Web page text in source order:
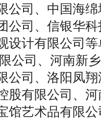
公司、中国海
公司、信银华
设计有限公司
公司、河南新
公司、洛阳凤
股有限公司、
馆艺术品有限